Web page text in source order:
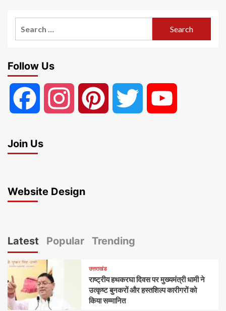
Follow Us
Facebook Instagram Pinterest Twitter
Join Us
Website Design
Latest Popular Trending
उत्तराखंड
राष्ट्रीय हथकरघा दिवस पर मुख्यमंत्री धामी ने
उत्कृष्ट बुनकरों और हस्तशिल्प कारीगरों को
किया सम्मानित